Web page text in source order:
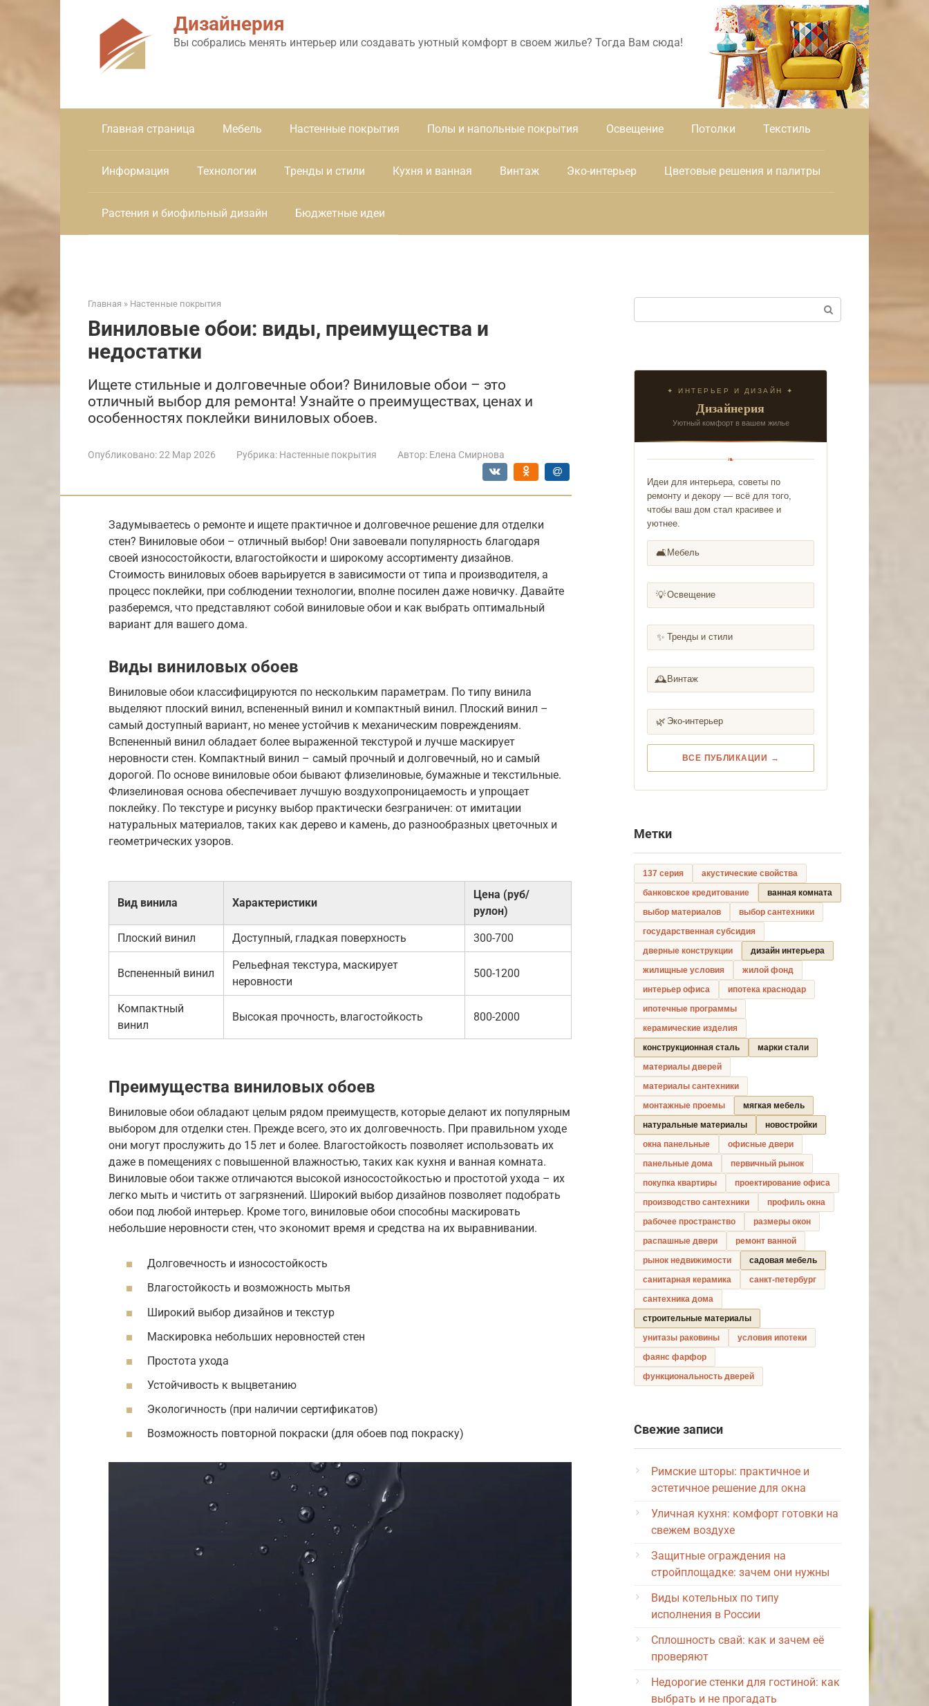
Дизайнерия
Вы собрались менять интерьер или создавать уютный комфорт в своем жилье? Тогда Вам сюда!
Главная страница Мебель Настенные покрытия Полы и напольные покрытия Освещение Потолки Текстиль
Информация Технологии Тренды и стили Кухня и ванная Винтаж Эко-интерьер Цветовые решения и палитры
Растения и биофильный дизайн Бюджетные идеи
Главная » Настенные покрытия
Виниловые обои: виды, преимущества и
недостатки
Ищете стильные и долговечные обои? Виниловые обои – это
отличный выбор для ремонта! Узнайте о преимуществах, ценах и
особенностях поклейки виниловых обоев.
Опубликовано:22 Мар 2026 Рубрика: Настенные покрытия Автор: Елена Смирнова
Задумываетесь о ремонте и ищете практичное и долговечное решение для отделки
стен? Виниловые обои – отличный выбор! Они завоевали популярность благодаря
своей износостойкости, влагостойкости и широкому ассортименту дизайнов.
Стоимость виниловых обоев варьируется в зависимости от типа и производителя, а
процесс поклейки, при соблюдении технологии, вполне посилен даже новичку. Давайте
разберемся, что представляют собой виниловые обои и как выбрать оптимальный
вариант для вашего дома.
Виды виниловых обоев
Виниловые обои классифицируются по нескольким параметрам. По типу винила
выделяют плоский винил, вспененный винил и компактный винил. Плоский винил –
самый доступный вариант, но менее устойчив к механическим повреждениям.
Вспененный винил обладает более выраженной текстурой и лучше маскирует
неровности стен. Компактный винил – самый прочный и долговечный, но и самый
дорогой. По основе виниловые обои бывают флизелиновые, бумажные и текстильные.
Флизелиновая основа обеспечивает лучшую воздухопроницаемость и упрощает
поклейку. По текстуре и рисунку выбор практически безграничен: от имитации
натуральных материалов, таких как дерево и камень, до разнообразных цветочных и
геометрических узоров.
Вид винила Характеристики
Цена (руб/
рулон)
Плоский винил Доступный, гладкая поверхность 300-700
Вспененный винил
Рельефная текстура, маскирует
неровности
500-1200
Компактный
винил
Высокая прочность, влагостойкость 800-2000
Преимущества виниловых обоев
Виниловые обои обладают целым рядом преимуществ, которые делают их популярным
выбором для отделки стен. Прежде всего, это их долговечность. При правильном уходе
они могут прослужить до 15 лет и более. Влагостойкость позволяет использовать их
даже в помещениях с повышенной влажностью, таких как кухня и ванная комната.
Виниловые обои также отличаются высокой износостойкостью и простотой ухода – их
легко мыть и чистить от загрязнений. Широкий выбор дизайнов позволяет подобрать
обои под любой интерьер. Кроме того, виниловые обои способны маскировать
небольшие неровности стен, что экономит время и средства на их выравнивании.
Долговечность и износостойкость
Влагостойкость и возможность мытья
Широкий выбор дизайнов и текстур
Маскировка небольших неровностей стен
Простота ухода
Устойчивость к выцветанию
Экологичность (при наличии сертификатов)
Возможность повторной покраски (для обоев под покраску)
✦ ИНТЕРЬЕР И ДИЗАЙН ✦
Дизайнерия
Уютный комфорт в вашем жилье
❧
Идеи для интерьера, советы по
ремонту и декору — всё для того,
чтобы ваш дом стал красивее и
уютнее.
🛋️ Мебель
💡Освещение
✨ Тренды и стили
🕰️ Винтаж
🌿 Эко-интерьер
ВСЕ ПУБЛИКАЦИИ →
Метки
137 серия
акустические свойства
банковское кредитование
ванная комната
выбор материалов
выбор сантехники
государственная субсидия
дверные конструкции
дизайн интерьера
жилищные условия
жилой фонд
интерьер офиса
ипотека краснодар
ипотечные программы
керамические изделия
конструкционная сталь
марки стали
материалы дверей
материалы сантехники
монтажные проемы
мягкая мебель
натуральные материалы
новостройки
окна панельные
офисные двери
панельные дома
первичный рынок
покупка квартиры
проектирование офиса
производство сантехники
профиль окна
рабочее пространство
размеры окон
распашные двери
ремонт ванной
рынок недвижимости
садовая мебель
санитарная керамика
санкт-петербург
сантехника дома
строительные материалы
унитазы раковины
условия ипотеки
фаянс фарфор
функциональность дверей
Свежие записи
Римские шторы: практичное и
эстетичное решение для окна
Уличная кухня: комфорт готовки на
свежем воздухе
Защитные ограждения на
стройплощадке: зачем они нужны
Виды котельных по типу
исполнения в России
Сплошность свай: как и зачем её
проверяют
Недорогие стенки для гостиной: как
выбрать и не прогадать